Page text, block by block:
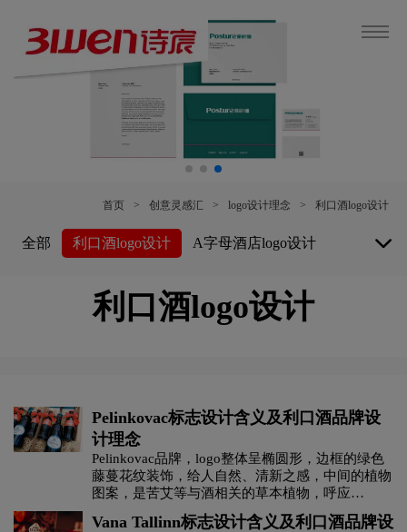
首页 > 创意灵感汇 > logo设计理念 > 利口酒logo设计
全部 利口酒logo设计 A字母酒店logo设计
白酒logo设计 博物馆logo设计
茶饮料logo设计
C字母酒店logo设计 橙色logo设计
杜松子酒logo设计 地产logo设计 电logo设计
利口酒logo设计
Pelinkovac标志设计含义及利口酒品牌设
计理念
Pelinkovac品牌，‌‌‌logo整体呈椭圆形，边框的绿色
藤蔓花纹装饰，给人自然、清新之感，中间的植物
图案，是苦艾等与酒相关的草本植物，呼应
Pelinkovac（苦艾酒）的原料成分，Pelinkovac是
标志，明确产品名称，让消费者一眼识别。
Vana Tallinn标志设计含义及利口酒品牌设